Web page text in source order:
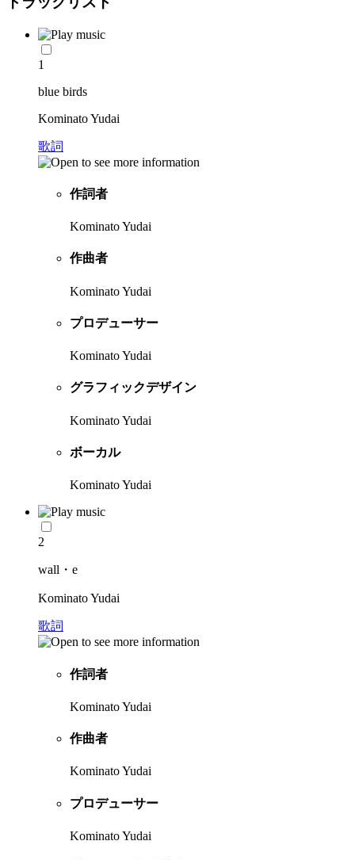
1
blue birds
Kominato Yudai
歌詞
作詞者
Kominato Yudai
作曲者
Kominato Yudai
プロデューサー
Kominato Yudai
グラフィックデザイン
Kominato Yudai
ボーカル
Kominato Yudai
2
wall・e
Kominato Yudai
歌詞
作詞者
Kominato Yudai
作曲者
Kominato Yudai
プロデューサー
Kominato Yudai